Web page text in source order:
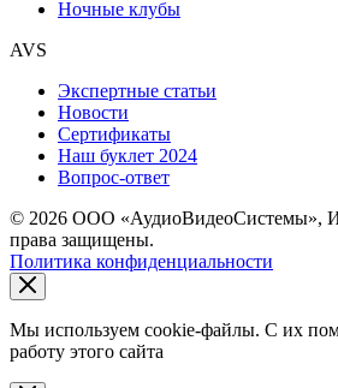
Ночные клубы
AVS
Экспертные статьи
Новости
Сертификаты
Наш буклет 2024
Вопрос-ответ
© 2026 ООО «АудиоВидеоСистемы»,
права защищены.
Политика конфиденциальности
Мы используем cookie-файлы. С их
работу этого сайта